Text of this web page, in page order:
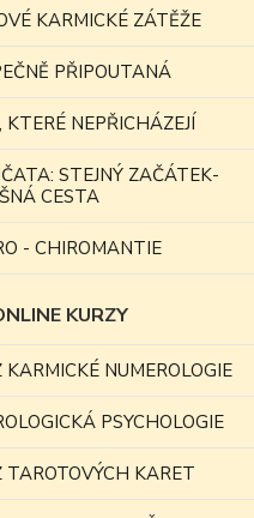
KARMICKÉ ZÁTĚŽE
PŘIPOUTANÁ
KTERÉ NEPŘICHÁZEJÍ
STEJNÝ ZAČÁTEK-
CESTA
- CHIROMANTIE
KURZY
KARMICKÉ NUMEROLOGIE
PSYCHOLOGIE
TAROTOVÝCH KARET